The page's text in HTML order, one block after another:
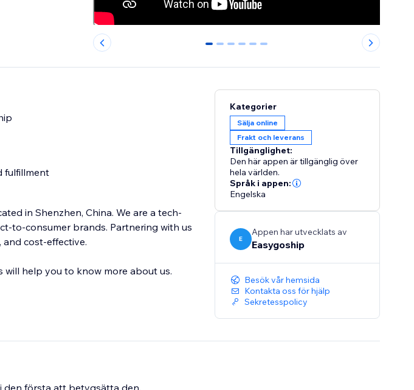
0 1 2 3 4 5
fulfillment
in Shenzhen, China. We are a tech-
to-consumer brands. Partnering with us
and cost-effective.
help you to know more about us.
Kategorier
Sälja online
Frakt och leverans
Tillgänglighet:
Den här appen är tillgänglig över
hela världen.
Språk i appen:
Engelska
E
Appen har utvecklats av
Easygoship
Besök vår hemsida
Kontakta oss för hjälp
Sekretesspolicy